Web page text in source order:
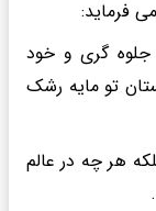
گری و خود
تو مایه رشک
هر چه در عالم